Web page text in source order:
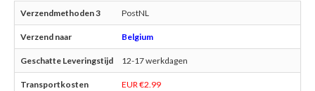
PostNL
Belgium
12-17 werkdagen
EUR €2.99